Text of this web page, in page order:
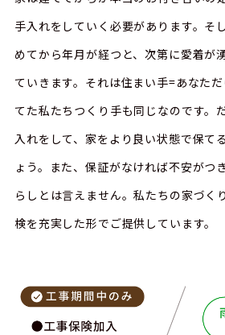
手入れをしていく必要があります。そ
めてから年月が経つと、次第に愛着が
ていきます。それは住まい手=あなた
てた私たちつくり手も同じなのです。
入れをして、家をより良い状態で保て
ょう。また、保証がなければ不安がつ
らしとは言えません。私たちの家づく
検を充実した形でご提供しています。